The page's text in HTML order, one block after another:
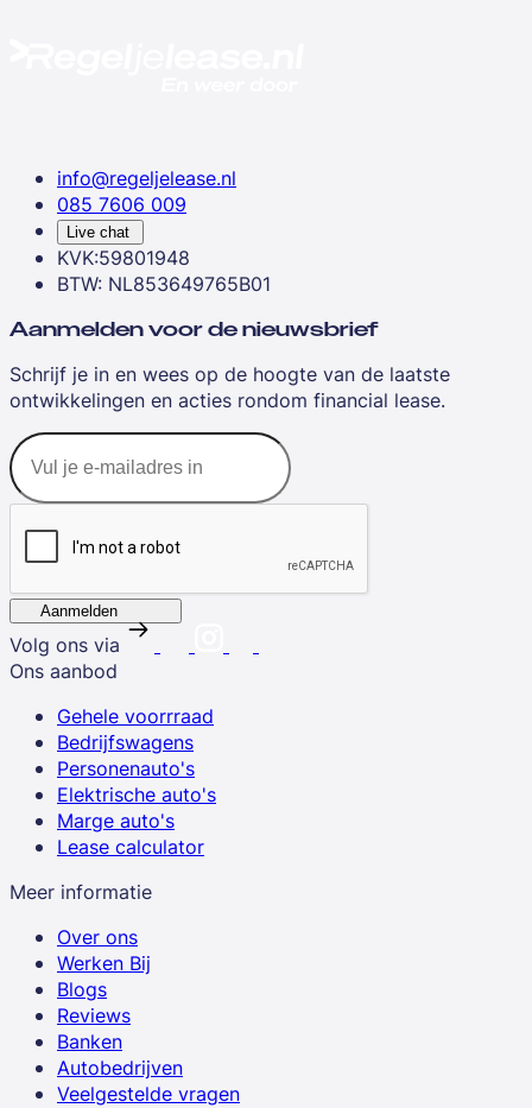
info@regeljelease.nl
085 7606 009
Live chat
KVK:59801948
BTW: NL853649765B01
Aanmelden voor de nieuwsbrief
Schrijf je in en wees op de hoogte van de laatste
ontwikkelingen en acties rondom financial lease.
Aanmelden
Volg ons via
Ons aanbod
Gehele voorrraad
Bedrijfswagens
Personenauto's
Elektrische auto's
Marge auto's
Lease calculator
Meer informatie
Over ons
Werken Bij
Blogs
Reviews
Banken
Autobedrijven
Veelgestelde vragen